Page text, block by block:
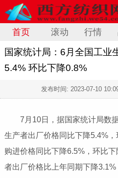
首页 滚动 行情
国家统计局：6月全国工业
5.4% 环比下降0.8%
发布时间: 2023-07-10
7月10日，据国家统计局数
生产者出厂价格同比下降5.4%
购进价格同比下降6.5%，环比
者出厂价格比上年同期下降